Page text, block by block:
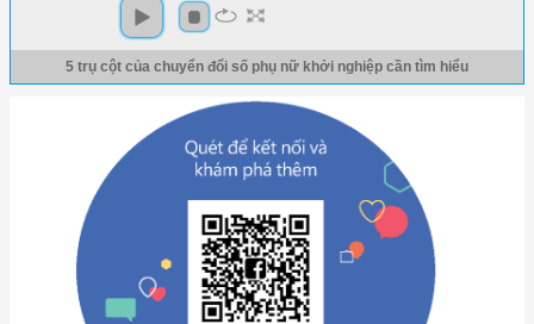
5 trụ cột của chuyển đổi số phụ nữ khởi nghiệp cần tìm hiểu